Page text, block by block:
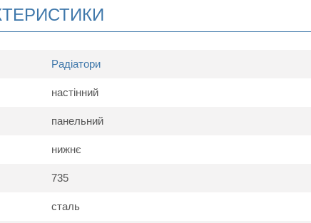
температуру нагрівання приміщення шляхом зміни
входять: заглушки, клапан Маєвського (спуску-випуску
Радіатори
настінний
панельний
нижнє
735
сталь